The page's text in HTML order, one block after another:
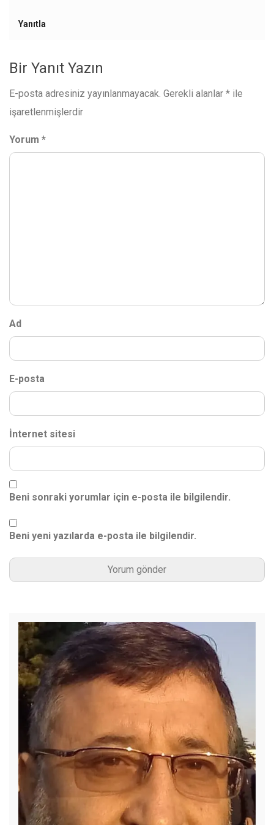
Yanıtla
Bir Yanıt Yazın
E-posta adresiniz yayınlanmayacak. Gerekli alanlar * ile
işaretlenmişlerdir
Yorum *
Ad
E-posta
İnternet sitesi
Beni sonraki yorumlar için e-posta ile bilgilendir.
Beni yeni yazılarda e-posta ile bilgilendir.